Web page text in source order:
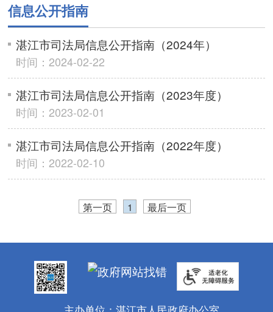
信息公开指南
湛江市司法局信息公开指南（2024年）
时间：2024-02-22
湛江市司法局信息公开指南（2023年度）
时间：2023-02-01
湛江市司法局信息公开指南（2022年度）
时间：2022-02-10
第一页 1 最后一页